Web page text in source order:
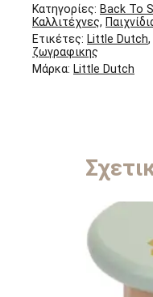
Κατηγορίες: Back To
Καλλιτέχνες,
Ετικέτες: Little Dutch,
ζωγραφικης
Μάρκα: Little Dutch